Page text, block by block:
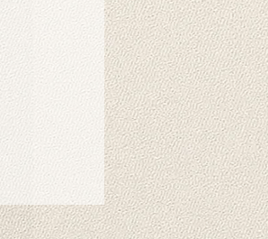
werden
Regel
Sie es
Diese